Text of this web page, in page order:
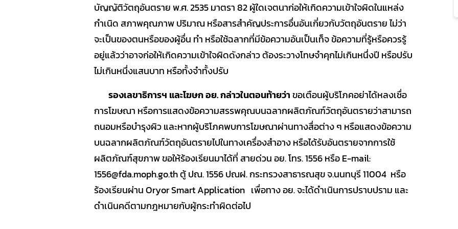
บัญญัติวัตถุอันตราย พ.ศ. 2535 มาตรา 82 ผู้ใดเจตนาก่อให้เกิดความเข้าใจผิดในแหล่ง
กำเนิด สภาพคุณภาพ ปริมาณ หรือสารสำคัญประการอื่นอันเกี่ยวกับวัตถุอันตราย ไม่ว่า
จะเป็นของตนหรือของผู้อื่น ทำ หรือใช้ฉลากที่มีข้อความอันเป็นเท็จ ข้อความที่รู้หรือควรรู้
อยู่แล้วว่าอาจก่อให้เกิดความเข้าใจผิดดังกล่าว ต้องระวางโทษจำคุกไม่เกินหนึ่งปี หรือปรับ
ไม่เกินหนึ่งแสนบาท หรือทั้งจำทั้งปรับ
รองเลขาธิการฯ และโฆษก อย. กล่าวในตอนท้ายว่าขอเตือนผู้บริโภคอย่าได้หลงเชื่อ
การโฆษณา หรือการแสดงข้อความสรรพคุณบนฉลากผลิตภัณฑ์วัตถุอันตรายว่าสามารถ
ถนอมหรือบำรุงผิว และหากผู้บริโภคพบการโฆษณาผ่านทางสื่อต่าง ๆ หรือแสดงข้อความ
บนฉลากผลิตภัณฑ์วัตถุอันตรายไปในทางเครื่องสำอาง หรือได้รับอันตรายจากการใช้
ผลิตภัณฑ์สุขภาพ ขอให้ร้องเรียนมาได้ที่ สายด่วน อย. โทร. 1556 หรือ E-mail:
1556@fda.moph.go.th ตู้ ปณ. 1556 ปณฝ. กระทรวงสาธารณสุข จ.นนทบุรี 11004 หรือ
ร้องเรียนผ่าน Oryor Smart Application เพื่อทาง อย. จะได้ดำเนินการปราบปราม และ
ดำเนินคดีตามกฎหมายกับผู้กระทำผิดต่อไป